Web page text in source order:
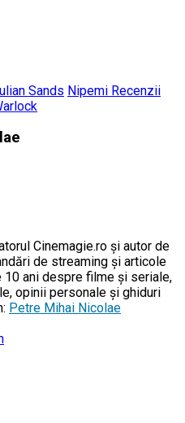
Sands Nipemi Recenzii
Cinemagie.ro și autor de
de streaming și articole
ani despre filme și seriale,
opinii personale și ghiduri
Petre Mihai Nicolae